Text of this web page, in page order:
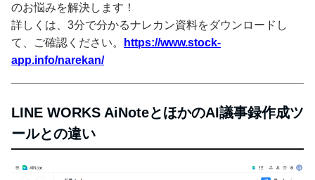
のお悩みを解決します！
詳しくは、3分で分かるナレカン資料をダウンロードし
て、ご確認ください。
https://www.stock-
app.info/narekan/
LINE WORKS AiNoteとほかのAI議事録作成ツ
ールとの違い